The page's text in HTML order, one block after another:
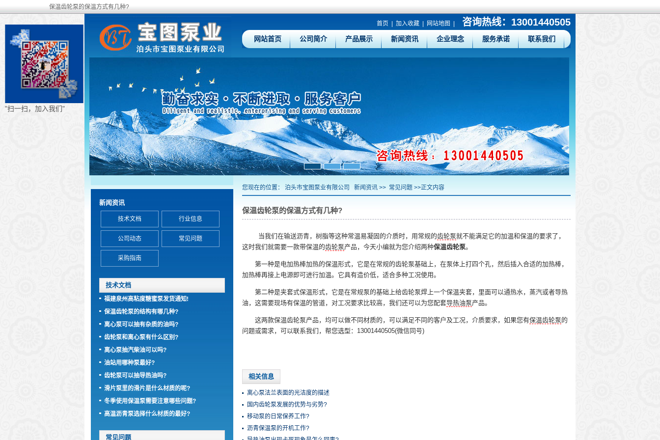
保温齿轮泵的保温方式有几种?
首页 加入收藏 网站地图 咨询热线：13001440505
网站首页 公司简介 产品展示 新闻资讯 企业理念 服务承诺 联系我们
您现在的位置： 泊头市宝图泵业有限公司 新闻资讯 >> 常见问题 >>正文内容
保温齿轮泵的保温方式有几种?
当我们在输送沥青，树脂等这种常温易凝固的介质时，用常规的齿轮泵就不能满足它的加温和保温的要求了，
这时我们就需要一款带保温的齿轮泵产品，今天小编就为您介绍两种保温齿轮泵。
第一种是电加热棒加热的保温形式，它是在常规的齿轮泵基础上，在泵体上打四个孔，然后插入合适的加热棒，
加热棒再接上电源即可进行加温。它具有造价低，适合多种工况使用。
第二种是夹套式保温形式，它是在常规泵的基础上给齿轮泵焊上一个保温夹套，里面可以通热水，蒸汽或者导热
油，这需要现场有保温的管道，对工况要求比较高，我们还可以为您配套导热油泵产品。
这两款保温齿轮泵产品，均可以做不同材质的，可以满足不同的客户及工况，介质要求，如果您有保温齿轮泵的
问题或需求，可以联系我们，帮您选型：13001440505(微信同号)
相关信息
离心泵法兰表面的光洁度的描述
国内齿轮泵发展的优势与劣势?
移动泵的日常保养工作?
沥青保温泵的开机工作?
新闻资讯
技术文档 行业信息
公司动态 常见问题
采购指南
技术文档
福建泉州高粘度糖蜜泵发货通知!
保温齿轮泵的结构有哪几种?
离心泵可以抽有杂质的油吗?
齿轮泵和离心泵有什么区别?
离心泵抽汽柴油可以吗?
油站用哪种泵最好?
齿轮泵可以抽导热油吗?
滑片泵里的滑片是什么材质的呢?
冬季使用保温泵需要注意哪些问题?
高温沥青泵选择什么材质的最好?
常见问题
"扫一扫，加入我们"